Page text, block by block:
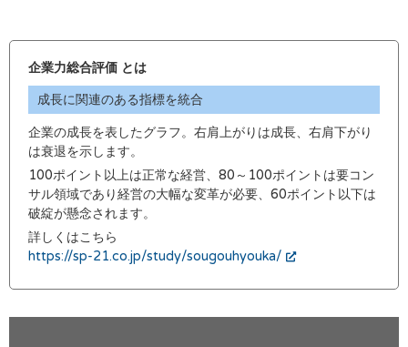
企業力総合評価 とは
成長に関連のある指標を統合
企業の成長を表したグラフ。右肩上がりは成長、右肩下がり
は衰退を示します。
100ポイント以上は正常な経営、80～100ポイントは要コン
サル領域であり経営の大幅な変革が必要、60ポイント以下は
破綻が懸念されます。
詳しくはこちら
https://sp-21.co.jp/study/sougouhyouka/